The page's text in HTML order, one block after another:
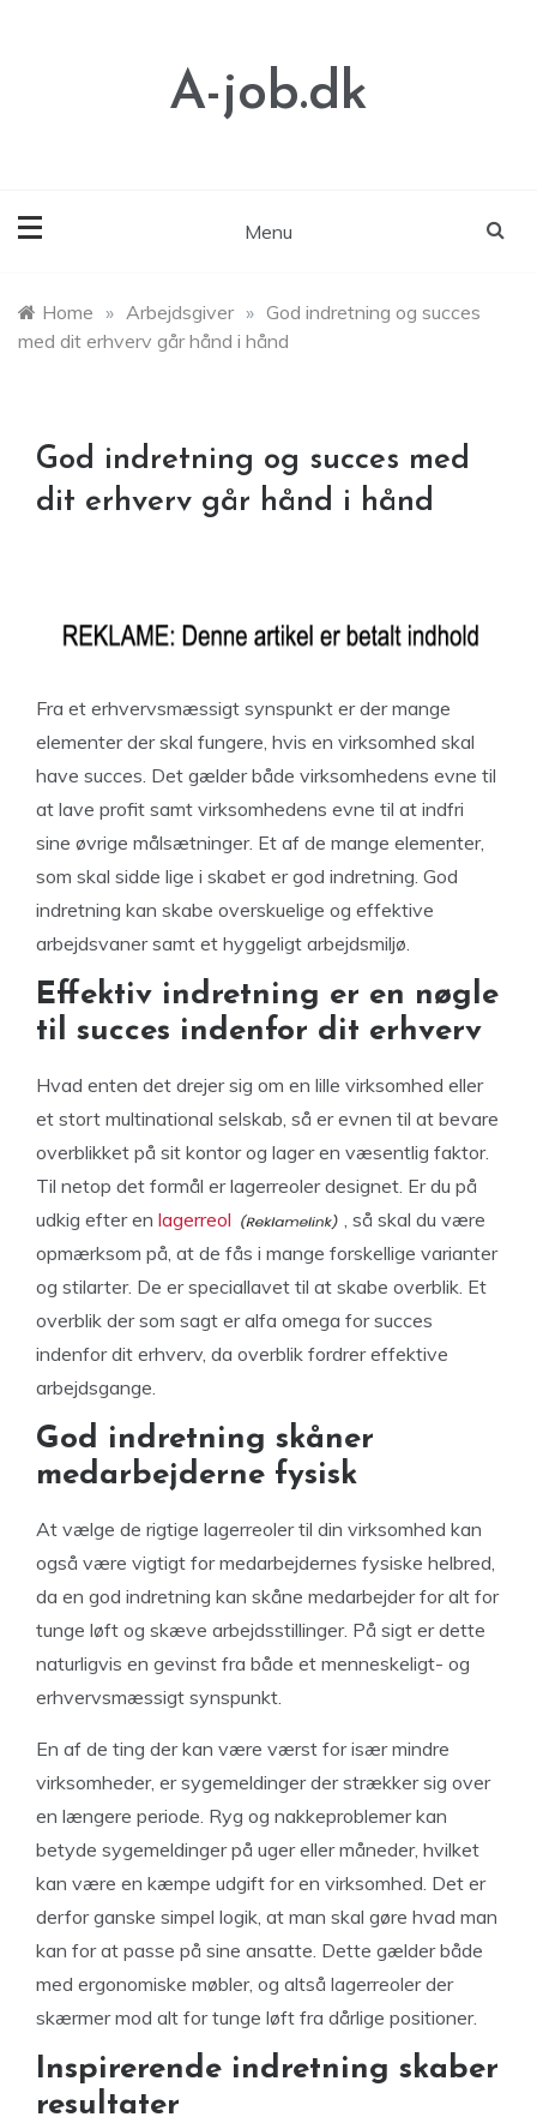
A-job.dk
Menu
Home » Arbejdsgiver » God indretning og succes
med dit erhverv går hånd i hånd
God indretning og succes med
dit erhverv går hånd i hånd
Fra et erhvervsmæssigt synspunkt er der mange
elementer der skal fungere, hvis en virksomhed skal
have succes. Det gælder både virksomhedens evne til
at lave profit samt virksomhedens evne til at indfri
sine øvrige målsætninger. Et af de mange elementer,
som skal sidde lige i skabet er god indretning. God
indretning kan skabe overskuelige og effektive
arbejdsvaner samt et hyggeligt arbejdsmiljø.
Effektiv indretning er en nøgle
til succes indenfor dit erhverv
Hvad enten det drejer sig om en lille virksomhed eller
et stort multinational selskab, så er evnen til at bevare
overblikket på sit kontor og lager en væsentlig faktor.
Til netop det formål er lagerreoler designet. Er du på
udkig efter en lagerreol
, så skal du være
opmærksom på, at de fås i mange forskellige varianter
og stilarter. De er speciallavet til at skabe overblik. Et
overblik der som sagt er alfa omega for succes
indenfor dit erhverv, da overblik fordrer effektive
arbejdsgange.
God indretning skåner
medarbejderne fysisk
At vælge de rigtige lagerreoler til din virksomhed kan
også være vigtigt for medarbejdernes fysiske helbred,
da en god indretning kan skåne medarbejder for alt for
tunge løft og skæve arbejdsstillinger. På sigt er dette
naturligvis en gevinst fra både et menneskeligt- og
erhvervsmæssigt synspunkt.
En af de ting der kan være værst for især mindre
virksomheder, er sygemeldinger der strækker sig over
en længere periode. Ryg og nakkeproblemer kan
betyde sygemeldinger på uger eller måneder, hvilket
kan være en kæmpe udgift for en virksomhed. Det er
derfor ganske simpel logik, at man skal gøre hvad man
kan for at passe på sine ansatte. Dette gælder både
med ergonomiske møbler, og altså lagerreoler der
skærmer mod alt for tunge løft fra dårlige positioner.
Inspirerende indretning skaber
resultater